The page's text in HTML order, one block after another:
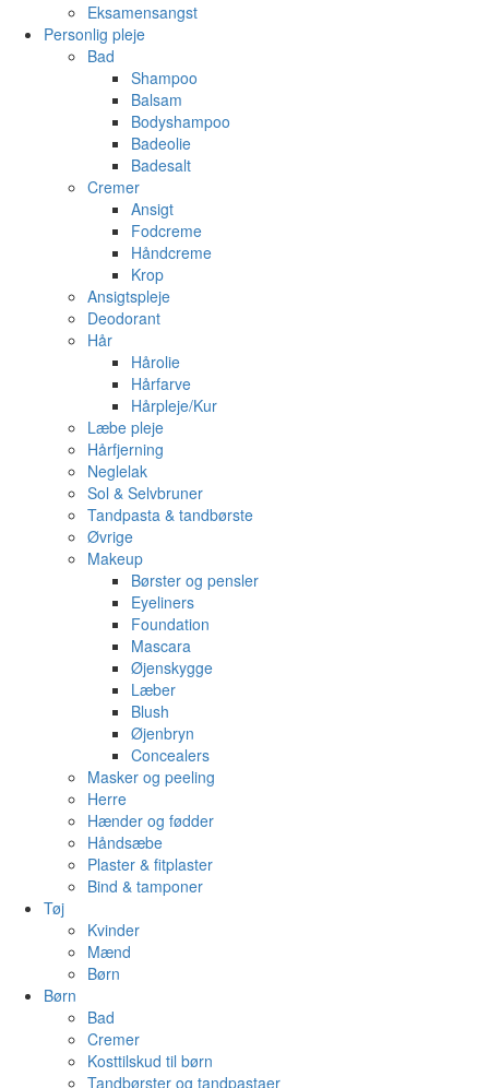
Eksamensangst
Personlig pleje
Bad
Shampoo
Balsam
Bodyshampoo
Badeolie
Badesalt
Cremer
Ansigt
Fodcreme
Håndcreme
Krop
Ansigtspleje
Deodorant
Hår
Hårolie
Hårfarve
Hårpleje/Kur
Læbe pleje
Hårfjerning
Neglelak
Sol & Selvbruner
Tandpasta & tandbørste
Øvrige
Makeup
Børster og pensler
Eyeliners
Foundation
Mascara
Øjenskygge
Læber
Blush
Øjenbryn
Concealers
Masker og peeling
Herre
Hænder og fødder
Håndsæbe
Plaster & fitplaster
Bind & tamponer
Tøj
Kvinder
Mænd
Børn
Børn
Bad
Cremer
Kosttilskud til børn
Tandbørster og tandpastaer